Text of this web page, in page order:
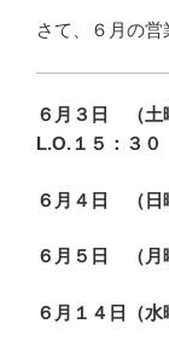
さて、６月の営
６月３日 （土
L.O.１５：３０
６月４日 （日
６月５日 （月
６月１４日（水